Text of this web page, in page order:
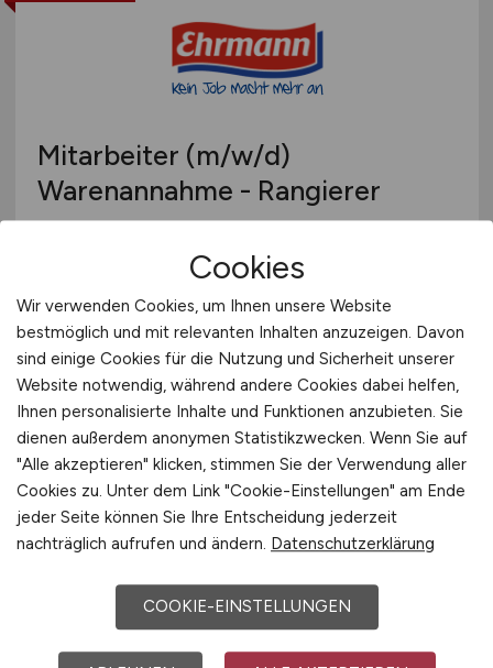
Mitarbeiter (m/w/d)
Warenannahme - Rangierer
Systeme(w/m/d)
HENSOLDT
Cookies
Wir verwenden Cookies, um Ihnen unsere Website
bestmöglich und mit relevanten Inhalten anzuzeigen. Davon
sind einige Cookies für die Nutzung und Sicherheit unserer
Website notwendig, während andere Cookies dabei helfen,
Ihnen personalisierte Inhalte und Funktionen anzubieten. Sie
dienen außerdem anonymen Statistikzwecken. Wenn Sie auf
"Alle akzeptieren" klicken, stimmen Sie der Verwendung aller
Cookies zu. Unter dem Link "Cookie-Einstellungen" am Ende
jeder Seite können Sie Ihre Entscheidung jederzeit
nachträglich aufrufen und ändern. Datenschutzerklärung
COOKIE-EINSTELLUNGEN